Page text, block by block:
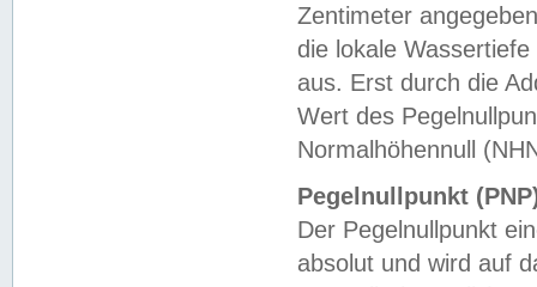
Zentimeter
die lokale
aus. Erst durch die
Wert des
Normalhöhennull
Pegelnullpunkt
Der Pegelnullpunkt
absolut und wird auf